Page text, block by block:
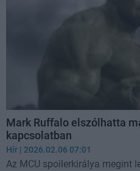
Mark Ruffalo elszólhatta
kapcsolatban
Hír | 2026.02.06 07:01
Az MCU spoilerkirálya megint